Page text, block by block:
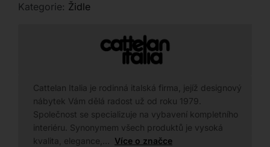
Kategorie: Židle
Cattelan Italia je rodinná italská firma, jejíž designový
nábytek Vám dělá radost už od roku 1979.
Společnost se specializuje na vybavení kompletního
interiéru. Synonymem všech produktů je vysoká
kvalita, elegance,… Více o značce